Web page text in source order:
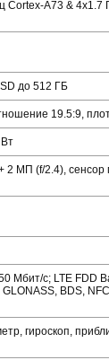
Cortex-A73 & 4x1.7
до 512 ГБ
19.5:9,
MП (f/2.4), сенсор
Мбит/с; LTE FDD
BDS,
гироскоп,